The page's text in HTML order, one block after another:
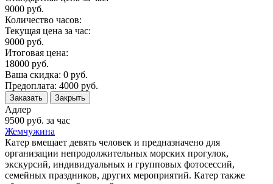
9000 руб.
Количество часов:
Текущая цена за час:
9000 руб.
Итоговая цена:
18000 руб.
Ваша скидка: 0 руб.
Предоплата: 4000 руб.
Заказать Закрыть
Адлер
9500 руб. за час
Жемчужина
Катер вмещает девять человек и предназначено для
организации непродолжительных морских прогулок,
экскурсий, индивидуальных и групповых фотосессий,
семейных праздников, других мероприятий. Катер также